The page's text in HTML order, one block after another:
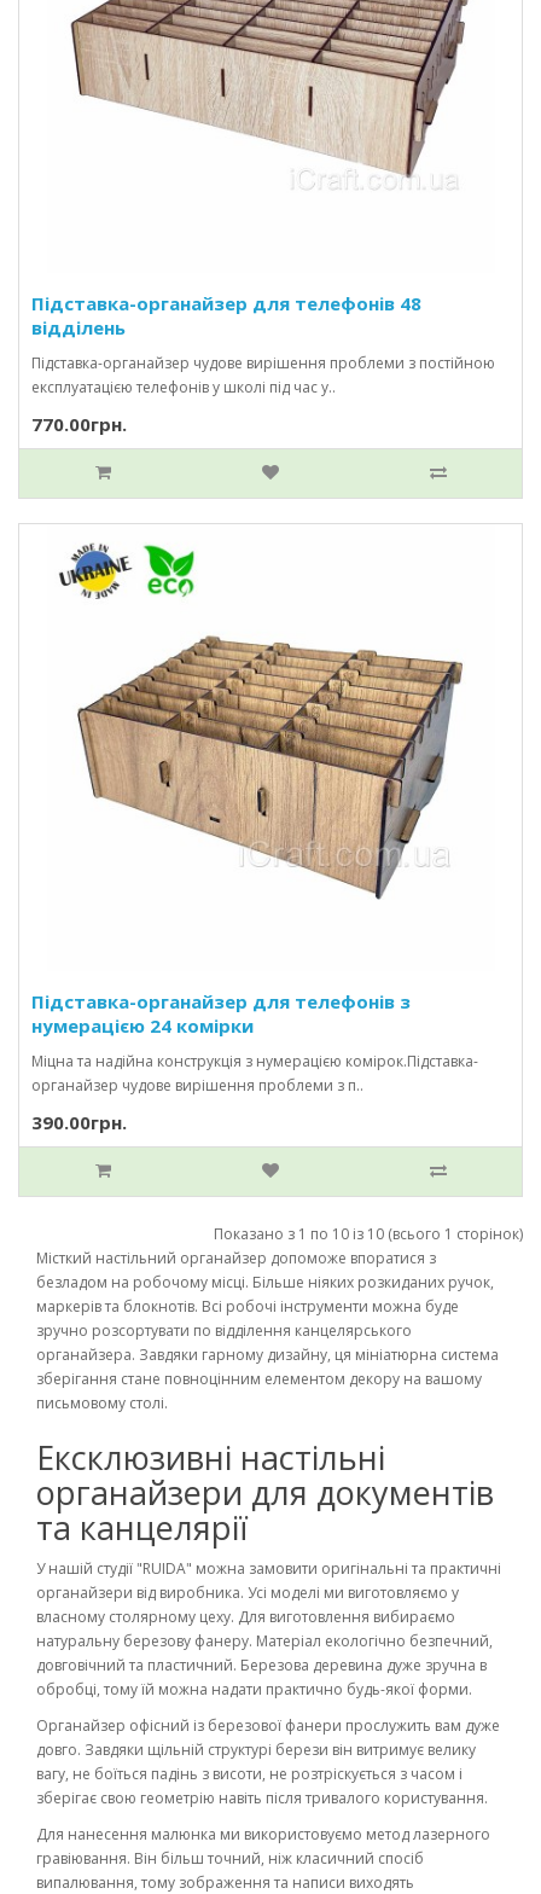
Підставка-органайзер для телефонів 48
відділень
Підставка-органайзер чудове вирішення проблеми з постійною
експлуатацією телефонів у школі під час у..
770.00грн.
Підставка-органайзер для телефонів з
нумерацією 24 комірки
Міцна та надійна конструкція з нумерацією комірок.Підставка-
органайзер чудове вирішення проблеми з п..
390.00грн.
Показано з 1 по 10 із 10 (всього 1 сторінок)
Місткий настільний органайзер допоможе впоратися з
безладом на робочому місці. Більше ніяких розкиданих ручок,
маркерів та блокнотів. Всі робочі інструменти можна буде
зручно розсортувати по відділення канцелярського
органайзера. Завдяки гарному дизайну, ця мініатюрна система
зберігання стане повноцінним елементом декору на вашому
письмовому столі.
Ексклюзивні настільні
органайзери для документів
та канцелярії
У нашій студії "RUIDA" можна замовити оригінальні та практичні
органайзери від виробника. Усі моделі ми виготовляємо у
власному столярному цеху. Для виготовлення вибираємо
натуральну березову фанеру. Матеріал екологічно безпечний,
довговічний та пластичний. Березова деревина дуже зручна в
обробці, тому їй можна надати практично будь-якої форми.
Органайзер офісний із березової фанери прослужить вам дуже
довго. Завдяки щільній структурі берези він витримує велику
вагу, не боїться падінь з висоти, не розтріскується з часом і
зберігає свою геометрію навіть після тривалого користування.
Для нанесення малюнка ми використовуємо метод лазерного
гравіювання. Він більш точний, ніж класичний спосіб
випалювання, тому зображення та написи виходять